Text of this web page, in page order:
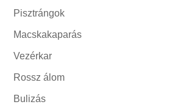
Pisztrángok
Macskakaparás
Vezérkar
Rossz álom
Bulizás